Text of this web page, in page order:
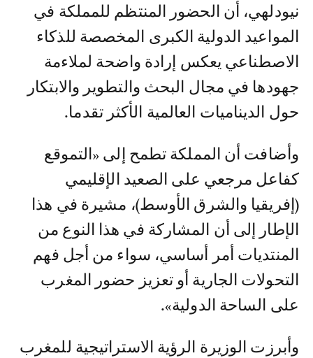
نيودلهي، أن الحضور المنتظم للمملكة في
المواعيد الدولية الكبرى المخصصة للذكاء
الاصطناعي يعكس إرادة واضحة لملاءمة
جهودها في مجال البحث والتطوير والابتكار
حول الديناميات العالمية الأكثر تقدما.
وأضافت أن المملكة تطمح إلى «التموقع
كفاعل مرجعي على الصعيد الإقليمي
(إفريقيا والشرق الأوسط)، مشيرة في هذا
الإطار إلى أن المشاركة في هذا النوع من
المنتديات أمر أساسي، سواء من أجل فهم
التحولات الجارية أو تعزيز حضور المغرب
على الساحة الدولية».
وأبرزت الوزيرة الرؤية الاستراتيجية للمغرب